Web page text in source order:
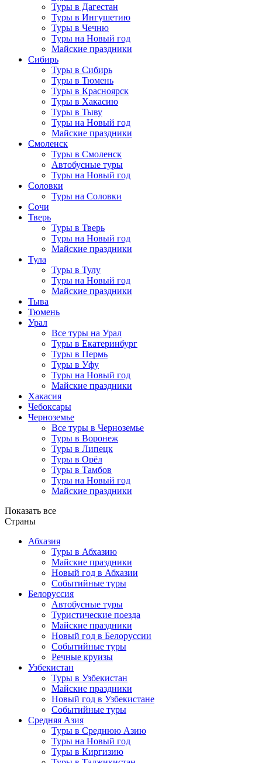
Туры в Дагестан
Туры в Ингушетию
Туры в Чечню
Туры на Новый год
Майские праздники
Сибирь
Туры в Сибирь
Туры в Тюмень
Туры в Красноярск
Туры в Хакасию
Туры в Тыву
Туры на Новый год
Майские праздники
Смоленск
Туры в Смоленск
Автобусные туры
Туры на Новый год
Соловки
Туры на Соловки
Сочи
Тверь
Туры в Тверь
Туры на Новый год
Майские праздники
Тула
Туры в Тулу
Туры на Новый год
Майские праздники
Тыва
Тюмень
Урал
Все туры на Урал
Туры в Екатеринбург
Туры в Пермь
Туры в Уфу
Туры на Новый год
Майские праздники
Хакасия
Чебоксары
Черноземье
Все туры в Черноземье
Туры в Воронеж
Туры в Липецк
Туры в Орёл
Туры в Тамбов
Туры на Новый год
Майские праздники
Показать все
Страны
Абхазия
Туры в Абхазию
Майские праздники
Новый год в Абхазии
Событийные туры
Белоруссия
Автобусные туры
Туристические поезда
Майские праздники
Новый год в Белоруссии
Событийные туры
Речные круизы
Узбекистан
Туры в Узбекистан
Майские праздники
Новый год в Узбекистане
Событийные туры
Средняя Азия
Туры в Среднюю Азию
Туры на Новый год
Туры в Киргизию